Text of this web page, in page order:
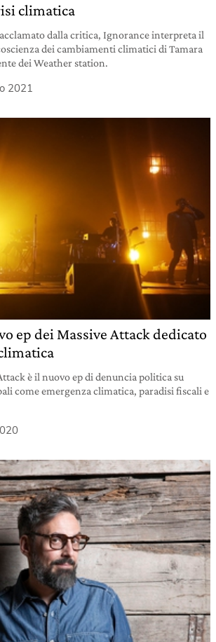
climatica
dalla critica, Ignorance interpreta il
dei cambiamenti climatici di Tamara
dei Weather station.
2021
ep dei Massive Attack dedicato
è il nuovo ep di denuncia politica su
come emergenza climatica, paradisi fiscali e